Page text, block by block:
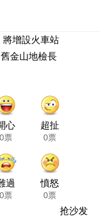
將增設火車站
金山地檢長
心
0票
超扯
0票
過
0票
憤怒
0票
抢沙发